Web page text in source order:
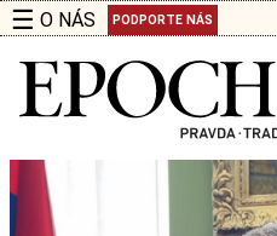
☰ O NÁS PODPORTE NÁS